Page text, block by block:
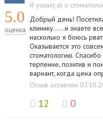
5.0
оценка
Я узнал(-а) о
Добрый день!
клинику......и знаете
насколько я боюсь
Оказывается это
стоматологию.
терпение, позитив и
вариант, когда цена
Отзыв оставлен
12 0